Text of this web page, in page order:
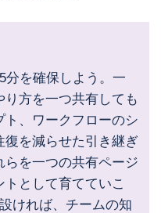
分を確保しよう。一
り方を一つ共有しても
ト、ワークフローのシ
復を減らせた引き継ぎ
を一つの共有ページ
として育てていこ
ければ、チームの知